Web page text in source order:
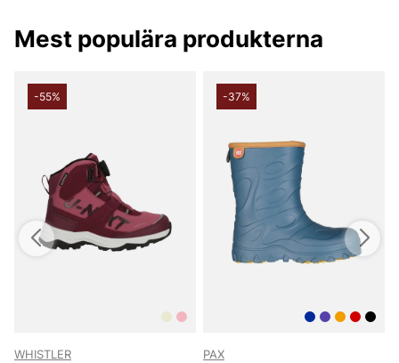
Mest populära produkterna
-55%
WHISTLER
-37%
PAX